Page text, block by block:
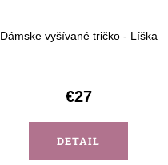
Dámske vyšívané tričko - Líška
€27
DETAIL